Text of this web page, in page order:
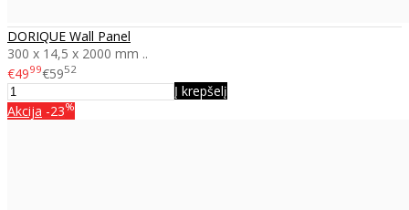
DORIQUE Wall Panel
300 x 14,5 x 2000 mm ..
€4999€5952
Į krepšelį
Akcija -23%